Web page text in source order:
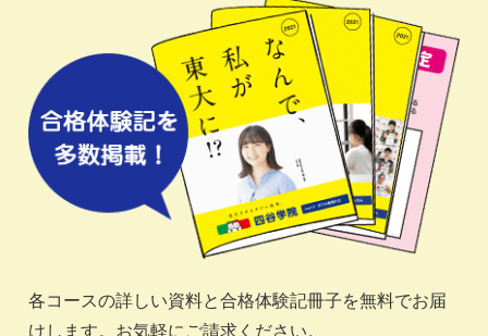
各コースの詳しい資料と合格体験記冊子を無料でお届
けします。お気軽にご請求ください。